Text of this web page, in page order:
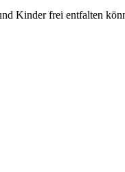
Kinder frei entfalten